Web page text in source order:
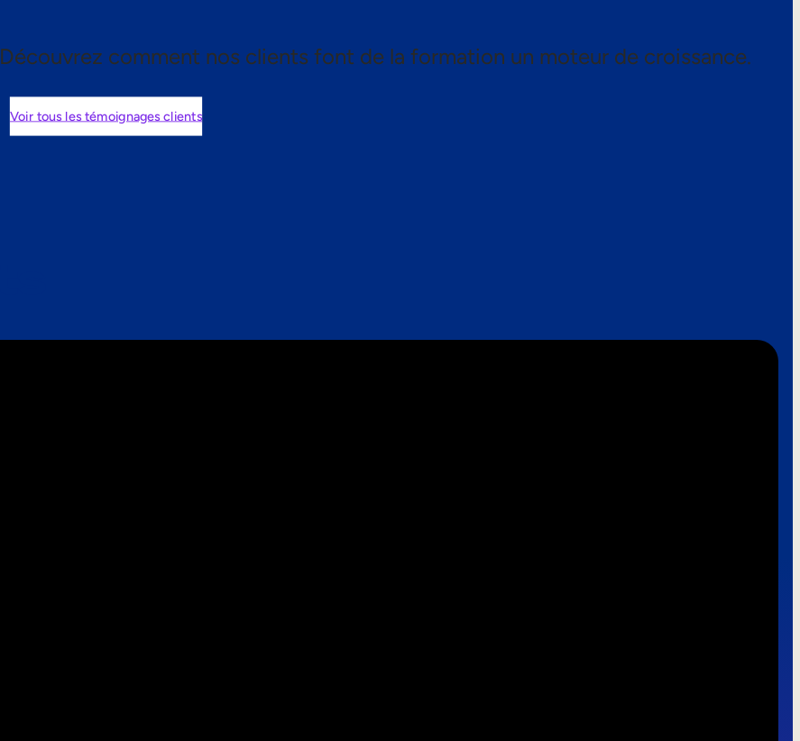
Découvrez comment nos clients font de la formation un moteur de croissance.
Voir tous les témoignages clients